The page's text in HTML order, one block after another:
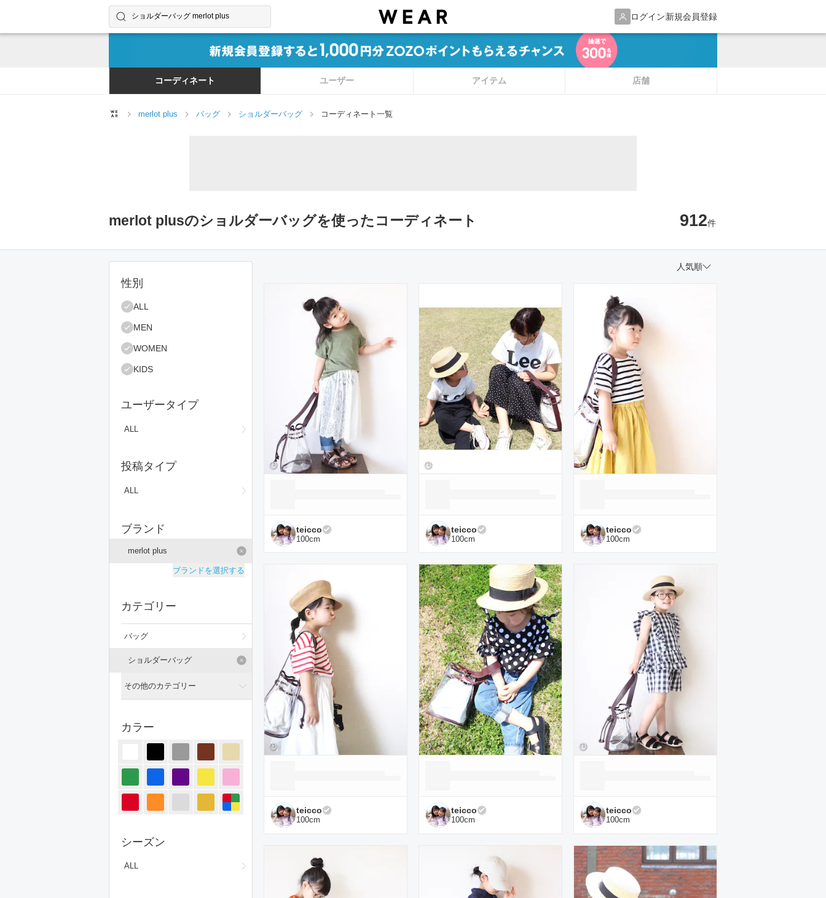
ログイン新規会員登録
コーディネートやユーザーを探す
検索する
コーディネート ユーザー アイテム 店舗
merlot plus バッグ ショルダーバッグ コーディネート一覧
merlot plusのショルダーバッグを使ったコーディネート 912件
絞り込み条件
性別
ALL
MEN
WOMEN
KIDS
ユーザータイプ
ALL
投稿タイプ
ALL
ブランド
merlot plus
ブランドを選択する
カテゴリー
バッグ
ショルダーバッグ
その他のカテゴリー
ジャケット/アウター
パンツ
オールインワン・サロペット
カラー
シーズン
ALL
人気順
teicco
100cm
teicco
100cm
teicco
100cm
teicco
100cm
teicco
100cm
teicco
100cm